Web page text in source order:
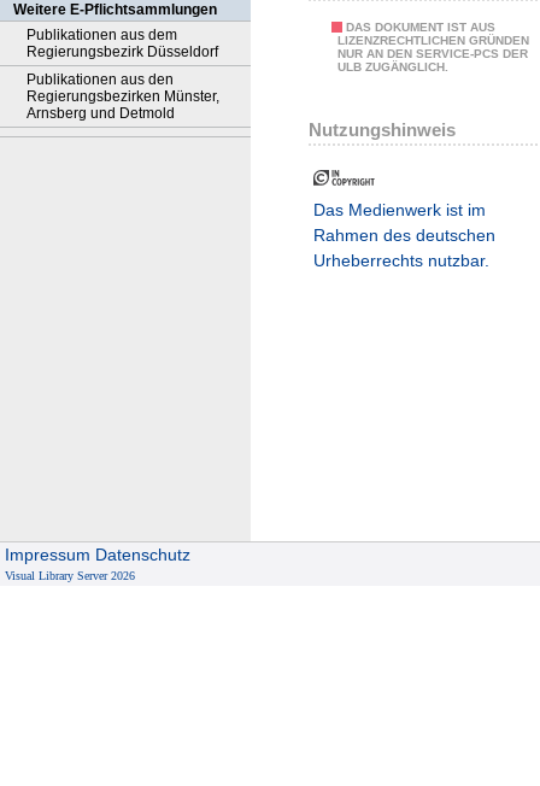
Weitere E-Pflichtsammlungen
Publikationen aus dem
Regierungsbezirk Düsseldorf
Publikationen aus den
Regierungsbezirken Münster,
Arnsberg und Detmold
DAS DOKUMENT IST AUS
LIZENZRECHTLICHEN GRÜNDEN
NUR AN DEN SERVICE-PCS DER
ULB ZUGÄNGLICH.
Nutzungshinweis
Das Medienwerk ist im
Rahmen des deutschen
Urheberrechts nutzbar.
Impressum Datenschutz
Visual Library Server 2026